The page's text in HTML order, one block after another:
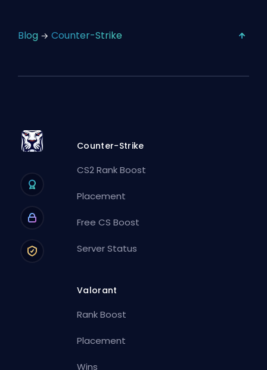
Blog Counter-Strike
Counter-Strike
CS2 Rank Boost
Placement
Free CS Boost
Server Status
Valorant
Rank Boost
Placement
Wins